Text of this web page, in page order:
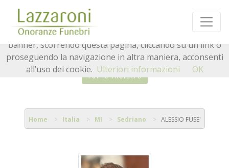
Torna indietro
Home Italia MI Sedriano ALESSIO FUSE'
Questo sito o gli strumenti terzi da questo utilizzati si
avvalgono di cookie necessari al funzionamento ed utili
alle finalità illustrate nella cookie policy. Chiudendo questo
banner, scorrendo questa pagina, cliccando su un link o
proseguendo la navigazione in altra maniera, acconsenti
all’uso dei cookie. Ulteriori informazioni OK